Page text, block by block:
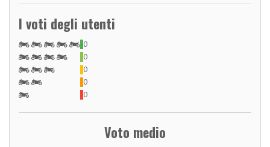
I voti degli utenti
0
0
0
0
0
Voto medio